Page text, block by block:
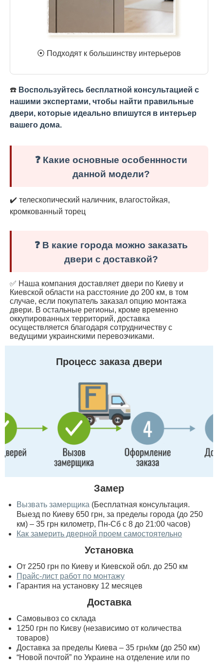
⦿ Подходят к большинству интерьеров
☎️ Воспользуйтесь бесплатной консультацией с
нашими экспертами, чтобы найти правильные
двери, которые идеально впишутся в интерьер
вашего дома.
❓ Какие основные особеннности
данной модели?
✔️ телескопический наличник, влагостойкая,
кромкованный торец
❓ В какие города можно заказать
двери с доставкой?
✅ Наша компания доставляет двери по Киеву и
Киевской области на расстояние до 200 км, в том
случае, если покупатель заказал опцию монтажа
двери. В остальные регионы, кроме временно
оккупированных территорий, доставка
осуществляется благодаря сотрудничеству с
ведущими украинскими перевозчиками.
Процесс заказа двери
Замер
Вызвать замерщика (Бесплатная консультация.
Выезд по Киеву 650 грн, за пределы города (до 250
км) – 35 грн километр, Пн-Сб с 8 до 21:00 часов)
Как замерить дверной проем самостоятельно
Установка
От 2250 грн по Киеву и Киевской обл. до 250 км
Прайс-лист работ по монтажу
Гарантия на установку 12 месяцев
Доставка
Самовывоз со склада
1250 грн по Києву (независимо от количества
товаров)
Доставка за пределы Киева – 35 грн/км (до 250 км)
“Новой почтой” по Украине на отделение или по